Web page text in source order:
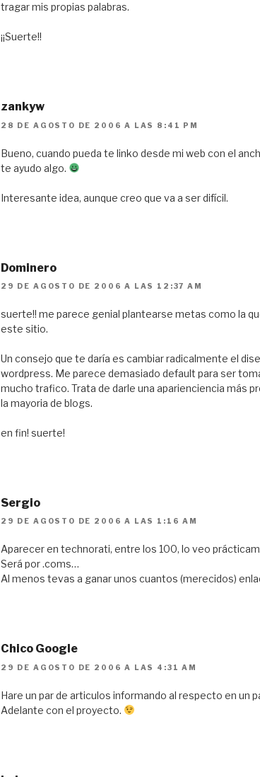
tragar mis propias palabras.
¡¡Suerte!!
zankyw
28 DE AGOSTO DE 2006 A LAS 8:41 PM
Bueno, cuando pueda te linko desde mi web con el
te ayudo algo.
Interesante idea, aunque creo que va a ser difícil.
Dominero
29 DE AGOSTO DE 2006 A LAS 12:37 AM
suerte!! me parece genial plantearse metas como la
este sitio.
Un consejo que te daría es cambiar radicalmente el
wordpress. Me parece demasiado default para ser
mucho trafico. Trata de darle una aparienciencia más
la mayoria de blogs.
en fin! suerte!
Sergio
29 DE AGOSTO DE 2006 A LAS 1:16 AM
Aparecer en technorati, entre los 100, lo veo
Será por .coms…
Al menos tevas a ganar unos cuantos (merecidos)
Chico Google
29 DE AGOSTO DE 2006 A LAS 4:31 AM
Hare un par de articulos informando al respecto en un
Adelante con el proyecto.